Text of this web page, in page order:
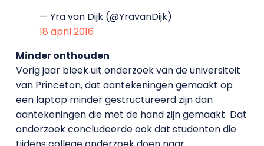
— Yra van Dijk (@YravanDijk)
18 april 2016
Minder onthouden
Vorig jaar bleek uit onderzoek van de universiteit
van Princeton, dat aantekeningen gemaakt op
een laptop minder gestructureerd zijn dan
aantekeningen die met de hand zijn gemaakt Dat
onderzoek concludeerde ook dat studenten die